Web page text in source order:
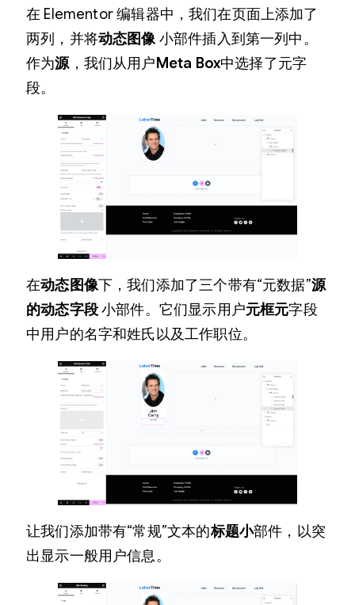
在 Elementor 编辑器中，我们在页面上添加了
两列，并将动态图像小部件插入到第一列中。
作为源，我们从用户 Meta Box中选择了元字
段。
在动态图像下，我们添加了三个带有“元数据”源
的动态字段小部件。它们显示用户元框元字段
中用户的名字和姓氏以及工作职位。
让我们添加带有“常规”文本的标题小部件，以突
出显示一般用户信息。